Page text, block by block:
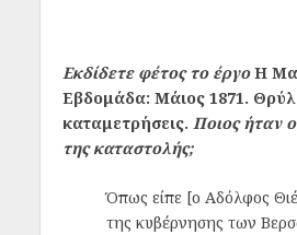
Εκδίδετε φέτος το έργοΗ
Εβδομάδα: Μάιος 1871.
καταμετρήσεις. Ποιος ήταν
της καταστολής;
Όπως είπε [ο Αδόλφος
της κυβέρνησης των